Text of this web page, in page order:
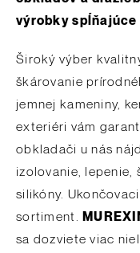
výrobky
Široký výber
škárovanie
jemnej kameniny,
exteriéri vám
obkladači u nás
izolovanie, lepenie,
silikóny.
sortiment.
sa dozviete viac